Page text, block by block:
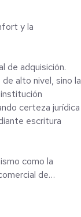
y la
de adquisición.
alto nivel, sino la
certeza jurídica
escritura
como la
de
del acceso